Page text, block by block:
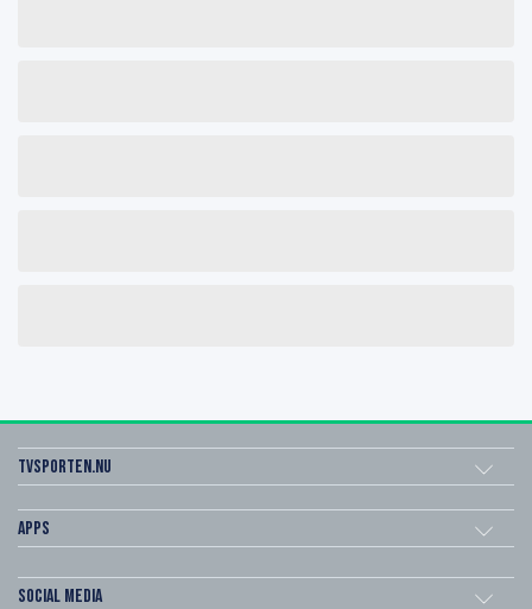
Tvsporten.nu
Apps
Social Media